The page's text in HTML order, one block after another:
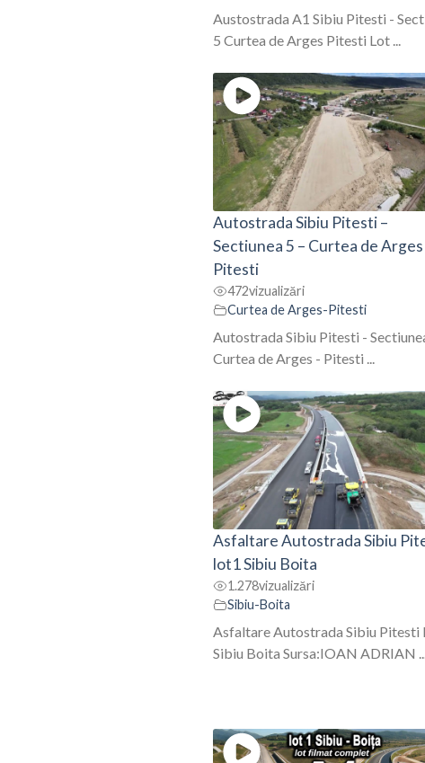
Austostrada A1 Sibiu Pitesti -
5 Curtea de Arges Pitesti Lot ...
Autostrada Sibiu Pitesti –
Sectiunea 5 – Curtea de Arges
Pitesti
472vizualizări
Curtea de Arges-Pitesti
Autostrada Sibiu Pitesti -
Curtea de Arges - Pitesti ...
Asfaltare Autostrada Sibiu
lot1 Sibiu Boita
1.278vizualizări
Sibiu-Boita
Asfaltare Autostrada Sibiu Pitesti
Sibiu Boita Sursa:IOAN ADRIAN